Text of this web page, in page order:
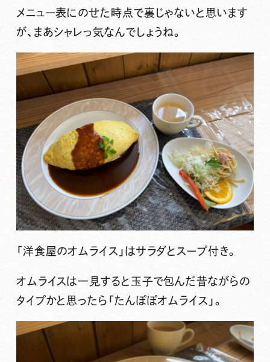
メニュー表にのせた時点で裏じゃないと思います
が、まあシャレっ気なんでしょうね。
「洋食屋のオムライス」 はサラダとスープ付き。
オムライスは一見すると玉子で包んだ昔ながらの
タイプかと思ったら「たんぽぽオムライス」。